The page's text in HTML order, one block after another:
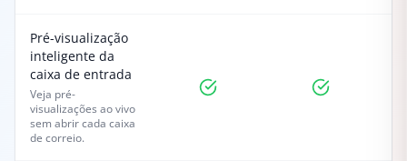
Pré-visualização
inteligente da
caixa de entrada
Veja pré-
visualizações ao vivo
sem abrir cada caixa
de correio.